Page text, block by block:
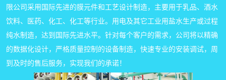
限公司采用国际先进的膜元件和工艺设计制造，主要用于乳品、酒水
饮料、医药、化工、化工等行业。用电及其它工业用盐水生产或过程
纯水制造，达到国际先进水平。针对每个客户的需求，公司将以精确
的数据化设计，严格质量控制的设备制造，快速专业的安装调试，周
到及时的售后服务，实现我们的承诺！